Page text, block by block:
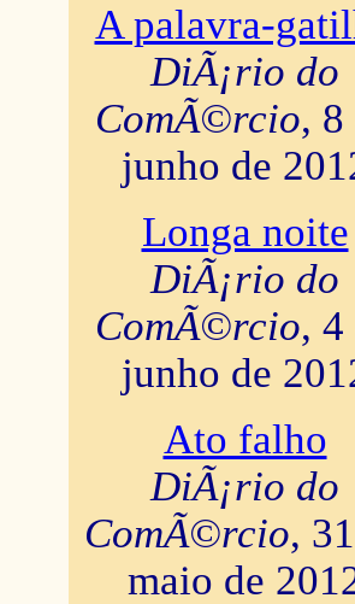
A palavra-
DiÃ¡rio do
ComÃ©rcio, 8
junho de
Longa noite
DiÃ¡rio do
ComÃ©rcio, 4
junho de
Ato falho
DiÃ¡rio do
ComÃ©rcio,
maio de